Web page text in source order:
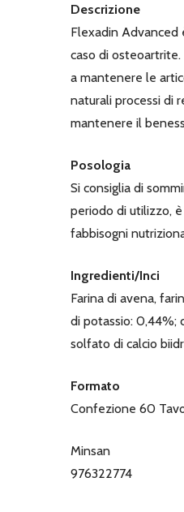
Descrizione
Flexadin
caso di
a mantenere le
naturali processi di
mantenere il
Posologia
Si consiglia di
periodo di utilizzo,
fabbisogni
Ingredienti/Inci
Farina di avena,
di potassio: 0,44%;
solfato di calcio
Formato
Confezione 60
Minsan
976322774